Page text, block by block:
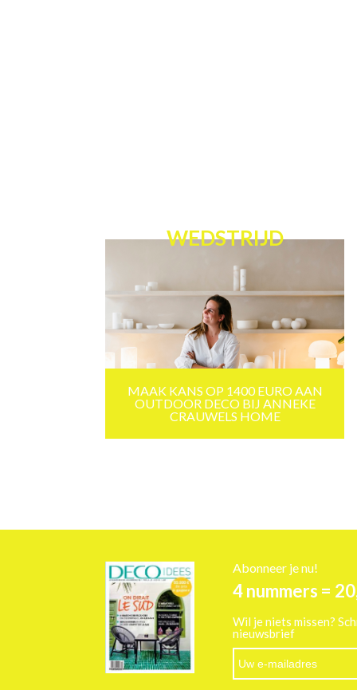
WEDSTRIJD
MAAK KANS OP 1400 EURO AAN
OUTDOOR DECO BIJ ANNEKE
CRAUWELS HOME
Abonneer je nu!
4 nummers =
Wil je niets missen?
nieuwsbrief